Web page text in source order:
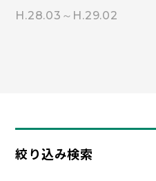
H.28.03～H.29.02
絞り込み検索